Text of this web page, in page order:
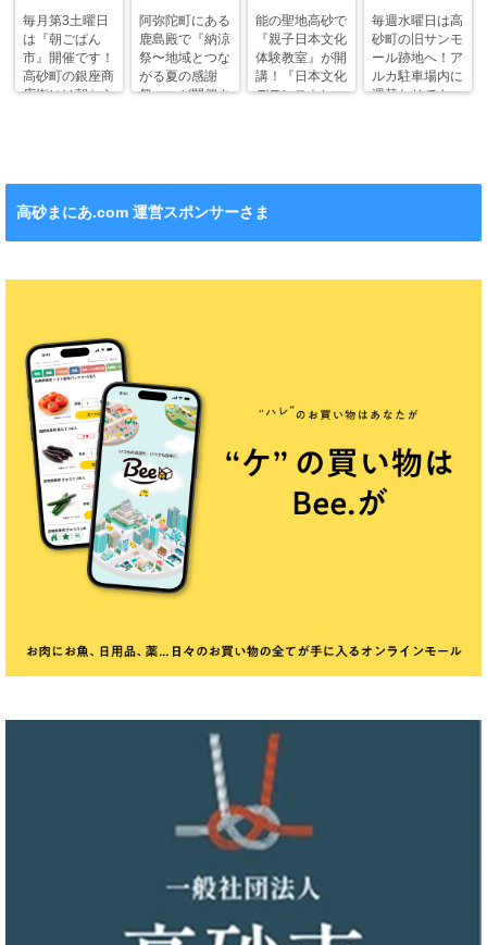
毎月第3土曜日
は『朝ごぱん
市』開催です！
高砂町の銀座商
店街には朝から
阿弥陀町にある
鹿島殿で『納涼
祭〜地域とつな
がる夏の感謝
祭〜』が開催さ
能の聖地高砂で
『親子日本文化
体験教室』が開
講！『日本文化
デモンストレー
毎週水曜日は高
砂町の旧サンモ
ール跡地へ！ア
ルカ駐車場内に
週替わりでキッ
高砂まにあ.com 運営スポンサーさま